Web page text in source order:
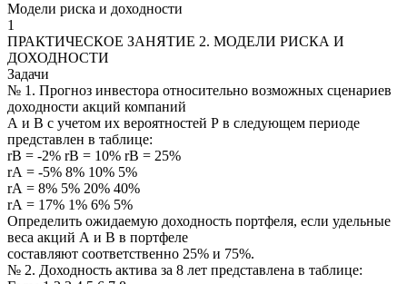
Модели риска и доходности
1
ПРАКТИЧЕСКОЕ ЗАНЯТИЕ 2. МОДЕЛИ РИСКА И
ДОХОДНОСТИ
Задачи
№ 1. Прогноз инвестора относительно возможных сценариев
доходности акций компаний
А и В с учетом их вероятностей Р в следующем периоде
представлен в таблице:
rВ = -2% rВ = 10% rВ = 25%
rА = -5% 8% 10% 5%
rА = 8% 5% 20% 40%
rА = 17% 1% 6% 5%
Определить ожидаемую доходность портфеля, если удельные
веса акций А и В в портфеле
составляют соответственно 25% и 75%.
№ 2. Доходность актива за 8 лет представлена в таблице: